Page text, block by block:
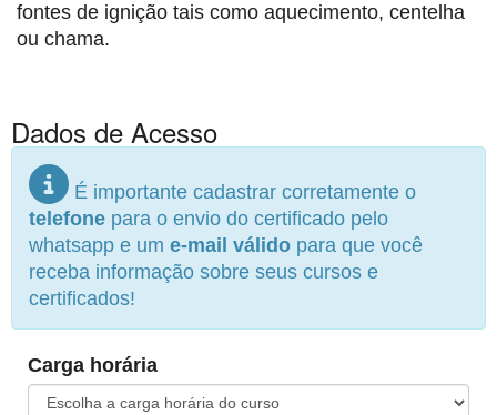
fontes de ignição tais como aquecimento, centelha
ou chama.
Dados de Acesso
É importante cadastrar corretamente o
telefone para o envio do certificado pelo
whatsapp e um e-mail válido para que você
receba informação sobre seus cursos e
certificados!
Carga horária